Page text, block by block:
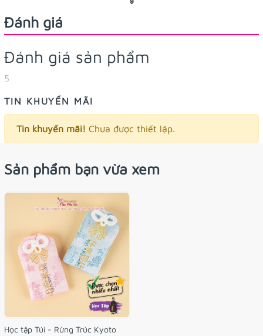
riêng túi nhựa bảo vệ cho Omamori này nhaaaa.
Đánh giá
Đánh giá sản phẩm
5
TIN KHUYẾN MÃI
Tin khuyến mãi! Chưa được thiết lập.
Sản phẩm bạn vừa xem
Học tập Túi - Rừng Trúc Kyoto